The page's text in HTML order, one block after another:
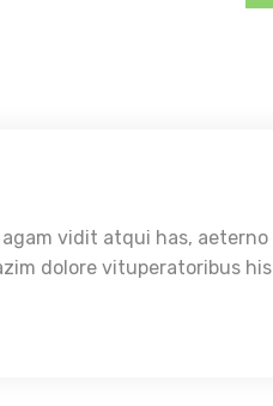
vidit atqui has, aeterno
dolore vituperatoribus